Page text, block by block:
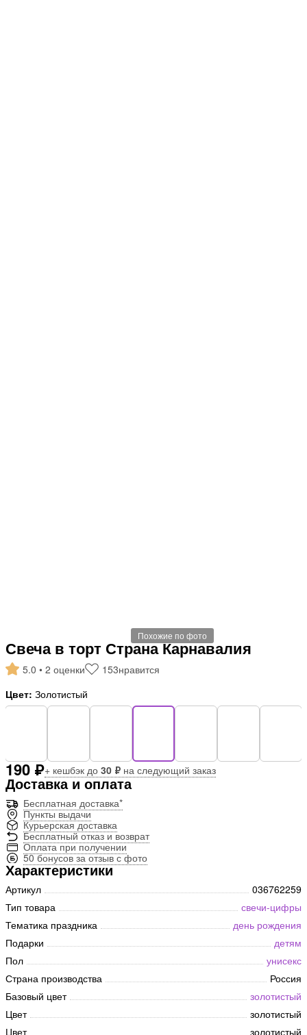
Похожие по фото
Свеча в торт Страна Карнавалия
5.0 • 2 оценки 153нравится
Цвет: Золотистый
190 ₽+ кешбэк до 30 ₽ на следующий заказ
Доставка и оплата
Бесплатная доставка*
Пункты выдачи
Курьерская доставка
Бесплатный отказ и возврат
Оплата при получении
50 бонусов за отзыв с фото
Характеристики
Артикул
036762259
Тип товара
свечи-цифры
Тематика праздника
день рождения
Подарки
детям
Пол
унисекс
Страна производства
Россия
Базовый цвет
золотистый
Цвет
золотистый
Цвет
золотистый